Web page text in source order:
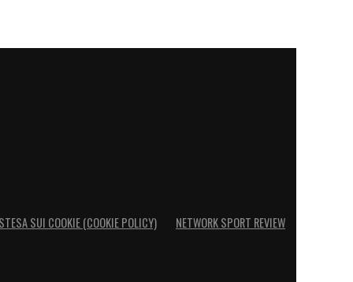
SUI COOKIE (COOKIE POLICY) NETWORK SPORT REVIEW